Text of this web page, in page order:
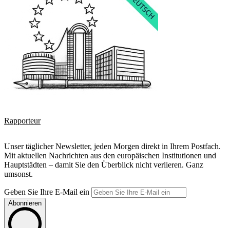
Rapporteur
Unser täglicher Newsletter, jeden Morgen direkt in Ihrem Postfach.
Mit aktuellen Nachrichten aus den europäischen Institutionen und
Hauptstädten – damit Sie den Überblick nicht verlieren. Ganz
umsonst.
Geben Sie Ihre E-Mail ein
Abonnieren